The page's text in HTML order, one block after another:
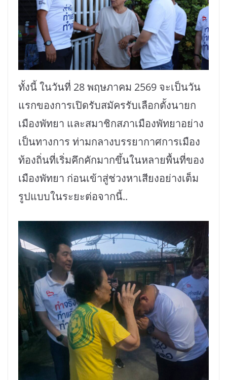
ทั้งนี้ ในวันที่ 28 พฤษภาคม 2569 จะเป็นวัน
แรกของการเปิดรับสมัครรับเลือกตั้งนายก
เมืองพัทยา และสมาชิกสภาเมืองพัทยาอย่าง
เป็นทางการ ท่ามกลางบรรยากาศการเมือง
ท้องถิ่นที่เริ่มคึกคักมากขึ้นในหลายพื้นที่ของ
เมืองพัทยา ก่อนเข้าสู่ช่วงหาเสียงอย่างเต็ม
รูปแบบในระยะต่อจากนี้..